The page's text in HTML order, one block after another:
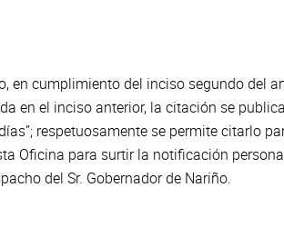
en cumplimiento del inciso segundo del
en el inciso anterior, la citación se
respetuosamente se permite citarlo
Oficina para surtir la notificación
del Sr. Gobernador de Nariño.